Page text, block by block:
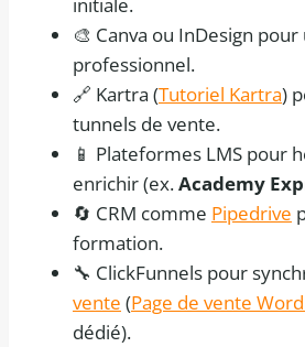
🎨 Canva ou InDesign pour
professionnel.
🔗 Kartra (Tutoriel Kartra)
tunnels de vente.
📱 Plateformes LMS pour
enrichir (ex.Academy
🔄 CRM comme Pipedrive
formation.
🔧 ClickFunnels pour
vente (Page de vente
dédié).